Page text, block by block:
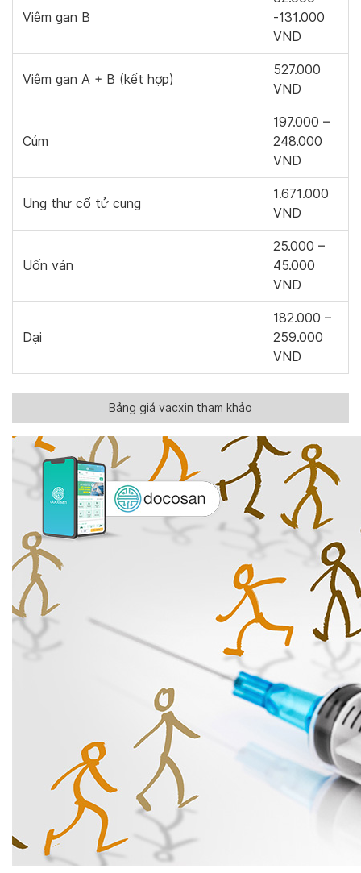
Viêm gan B
-131.000
VND
Viêm gan A + B (kết hợp)
527.000
VND
Cúm
197.000 –
248.000
VND
Ung thư cổ tử cung
1.671.000
VND
Uốn ván
25.000 –
45.000
VND
Dại
182.000 –
259.000
VND
Bảng giá vacxin tham khảo